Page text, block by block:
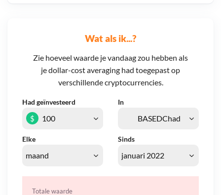
Wat als ik...?
Zie hoeveel waarde je vandaag zou hebben als
je dollar-cost averaging had toegepast op
verschillende cryptocurrencies.
Had geïnvesteerd In
Elke Sinds
$
Totale waarde